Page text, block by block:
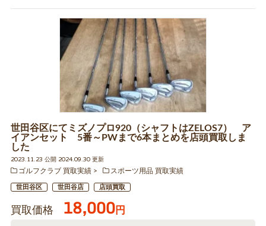
世田谷区にてミズノプロ920（シャフトはZELOS7） ア
イアンセット 5番～PWまで6本まとめを店頭買取しま
した
2023.11.23 公開 2024.09.30 更新
ゴルフクラブ 買取実績
スポーツ用品 買取実績
世田谷区 世田谷店 店頭買取
買取価格 18,000円